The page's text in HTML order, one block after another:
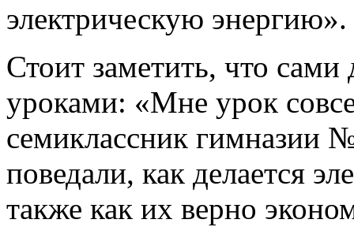
электрическую энергию».
Стоит заметить, что
уроками: «Мне урок
семиклассник
поведали, как делается
также как их верно